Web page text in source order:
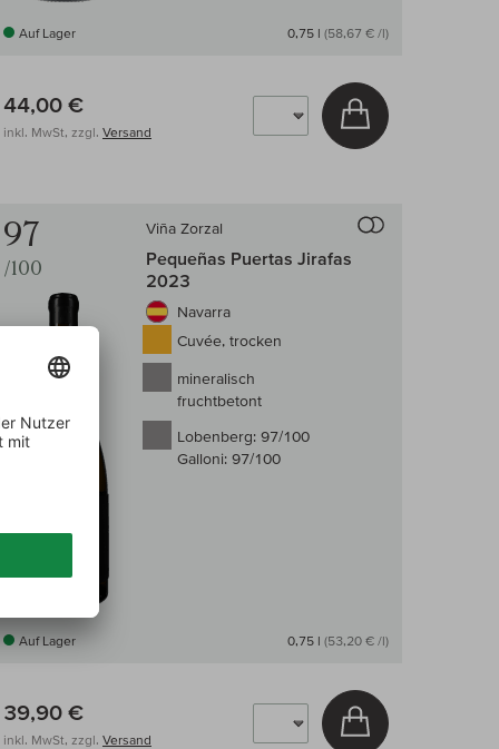
Auf Lager 0,75 l (58,67 € /l)
44,00 €
inkl. MwSt, zzgl. Versand
In den
97
/100
Viña Zorzal
Pequeñas Puertas Jirafas
2023
Navarra
Cuvée, trocken
mineralisch
fruchtbetont
Lobenberg: 97/100
Galloni: 97/100
Auf Lager 0,75 l (53,20 € /l)
39,90 €
inkl. MwSt, zzgl. Versand
In den